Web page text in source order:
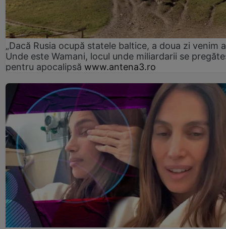
„Dacă Rusia ocupă statele baltice, a doua zi venim
Unde este Wamani, locul unde miliardarii se
pentru apocalipsă www.antena3.ro